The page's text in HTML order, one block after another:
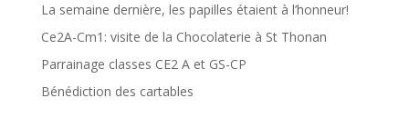
La semaine dernière, les papilles étaient à l’honneur!
Ce2A-Cm1: visite de la Chocolaterie à St Thonan
Parrainage classes CE2 A et GS-CP
Bénédiction des cartables